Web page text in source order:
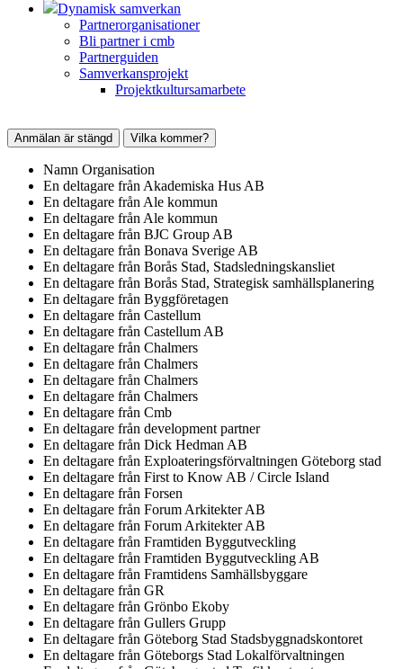
Dynamisk samverkan
Partnerorganisationer
Bli partner i cmb
Partnerguiden
Samverkansprojekt
Projektkultursamarbete
Anmälan är stängd Vilka kommer?
Namn Organisation
En deltagare från Akademiska Hus AB
En deltagare från Ale kommun
En deltagare från Ale kommun
En deltagare från BJC Group AB
En deltagare från Bonava Sverige AB
En deltagare från Borås Stad, Stadsledningskansliet
En deltagare från Borås Stad, Strategisk samhällsplanering
En deltagare från Byggföretagen
En deltagare från Castellum
En deltagare från Castellum AB
En deltagare från Chalmers
En deltagare från Chalmers
En deltagare från Chalmers
En deltagare från Chalmers
En deltagare från Cmb
En deltagare från development partner
En deltagare från Dick Hedman AB
En deltagare från Exploateringsförvaltningen Göteborg stad
En deltagare från First to Know AB / Circle Island
En deltagare från Forsen
En deltagare från Forum Arkitekter AB
En deltagare från Forum Arkitekter AB
En deltagare från Framtiden Byggutveckling
En deltagare från Framtiden Byggutveckling AB
En deltagare från Framtidens Samhällsbyggare
En deltagare från GR
En deltagare från Grönbo Ekoby
En deltagare från Gullers Grupp
En deltagare från Göteborg Stad Stadsbyggnadskontoret
En deltagare från Göteborgs Stad Lokalförvaltningen